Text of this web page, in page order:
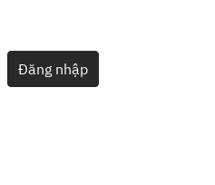
Đăng nhập